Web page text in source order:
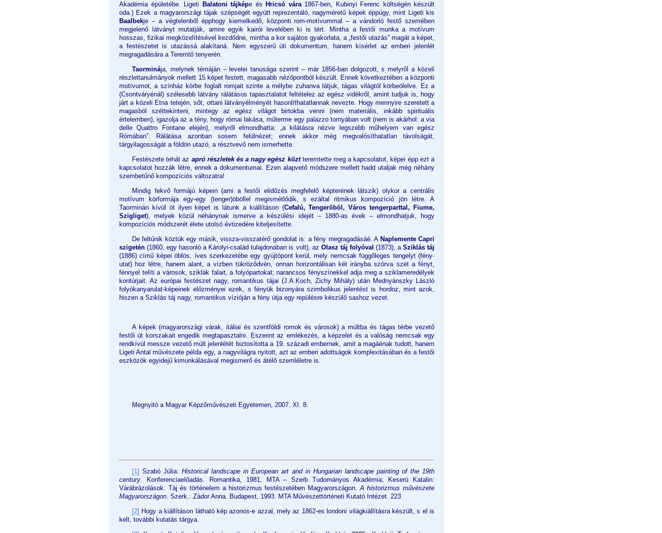
Akadémia épületébe. Ligeti
Balatoni tájképe és Hricsó vára1867-ben, Kubinyi Ferenc költségén készült
oda.) Ezek a magyarországi tájak szépségét együtt reprezentáló, nagyméretű képek éppúgy, mint Ligeti kis
Baalbekje – a végtelenből épphogy kiemelkedő, központi rom-motívummal – a vándorló festő szemében
megjelenő látványt mutatják, amire egyik kairói levelében ki is tért. Mintha a festői munka a motívum
hosszas, fizikai megközelítésével kezdődne, mintha a kor sajátos gyakorlata, a „festői utazás” magát a képet,
a festészetet is utazássá alakítaná. Nem egyszerű úti dokumentum, hanem kísérlet az emberi jelenlét
megragadására a Teremtő tenyerén.
Taorminája, melynek témáján – levelei tanusága szerint – már 1856-ban dolgozott, s melyről a közeli
részlettanulmányok mellett 15 képet festett, magasabb nézőpontból készült. Ennek következtében a központi
motívumot, a színház körbe foglalt romjait szinte a mélybe zuhanva látjuk, tágas világtól körbeölelve. Ez a
(Csontváryénál) szélesebb látvány rálátásos tapasztalatot feltételez az egész vidékről, amint tudjuk is, hogy
járt a közeli Etna tetején, sőt, ottani látványélményét hasonlíthatatlannak nevezte. Hogy mennyire szeretett a
magasból széttekinteni, mintegy az egész világot birtokba venni (nem materiális, inkább spirituális
értelemben), igazolja az a tény, hogy római lakása, műterme egy palazzo tornyában volt (nem is akárhol: a via
delle Quattro Fontane elején), melyről elmondhatta: „a kilátásra nézve legszebb műhelyem van egész
Rómában”. Rálátása azonban sosem felülnézet; ennek akkor még megvalósíthatatlan távolságát,
tárgyilagosságát a földön utazó, a résztvevő nem ismerhette.
Festészete tehát az apró részletek és a nagy egész köztteremtette meg a kapcsolatot, képei épp ezt a
kapcsolatot hozzák létre, ennek a dokumentumai. Ezen alapvető módszere mellett hadd utaljak még néhány
szembetűnő kompozíciós változatra!
Mindig fekvő formájú képein (ami a festői elidőzés megfelelő képterének látszik) olykor a centrális
motívum körformája egy-egy (tenger)öböllel megismétlődik, s ezáltal ritmikus kompozíció jön létre. A
Taorminán kívül öt ilyen képet is látunk a kiállításon (Cefalú, Tengeröböl, Város tengerparttal, Fiume,
Szigliget), melyek közül néhánynak ismerve a készülési idejét – 1880-as évek – elmondhatjuk, hogy
kompozíciós módszerét élete utolsó évtizedére kiteljesítette.
De feltűnik köztük egy másik, vissza-visszatérő gondolat is: a fény megragadásáé. A Naplemente Capri
szigetén (1860, egy hasonló a Károlyi-család tulajdonában is volt), az Olasz táj folyóval (1873), a Sziklás táj
(1886) című képei öblös, íves szerkezetébe egy gyújtópont kerül, mely nemcsak függőleges tengelyt (fény-
utat) hoz létre, hanem alant, a vízben tükröződvén, onnan horizontálisan két irányba szórva szét a fényt,
fénnyel telíti a városok, sziklák falait, a folyópartokat; narancsos fényszínekkel adja meg a sziklameredélyek
kontúrjait. Az európai festészet nagy, romantikus tájai (J.A.Koch, Zichy Mihály) után Mednyánszky László
folyókanyarulat-képeinek előzményei ezek, s fényük bizonyára szimbolikus jelentést is hordoz, mint azok,
hiszen a Sziklás táj nagy, romantikus vízióján a fény útja egy repülésre készülő sashoz vezet.
A képek (magyarországi várak, itáliai és szentföldi romok és városok) a múltba és tágas térbe vezető
festői út korszakait engedik megtapasztalni. Eszerint az emlékezés, a képzelet és a valóság nemcsak egy
rendkívül messze vezető múlt jelenlétét biztosította a 19. századi embernek, amit a magáénak tudott, hanem
Ligeti Antal művészete példa egy, a nagyvilágra nyitott, azt az emberi adottságok komplexitásában és a festői
eszközök egyidejű kimunkálásával megismerő és átélő szemléletre is.
Megnyitó a Magyar Képzőművészeti Egyetemen, 2007. XI. 8.
[1] Szabó Júlia:Historical landscape in European art and in Hungarian landscape painting of the 19th
century. Konferenciaelőadás. Romantika, 1981, MTA – Szerb Tudományos Akadémia; Keserü Katalin:
Várábrázolások. Táj és történelem a historizmus festészetében Magyarországon.A historizmus művészete
Magyarországon. Szerk.: Zádor Anna. Budapest, 1993. MTA Művészettörténeti Kutató Intézet. 223
[2] Hogy a kiállításon látható kép azonos-e azzal, mely az 1862-es londoni világkiállításra készült, s el is
kelt, további kutatás tárgya.